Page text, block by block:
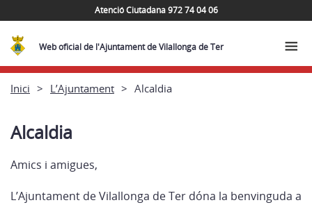
Atenció Ciutadana 972 74 04 06
Web oficial de l'Ajuntament de Vilallonga de Ter
Inici L’Ajuntament Alcaldia
Alcaldia
Amics i amigues,
L’Ajuntament de Vilallonga de Ter dóna la benvinguda a